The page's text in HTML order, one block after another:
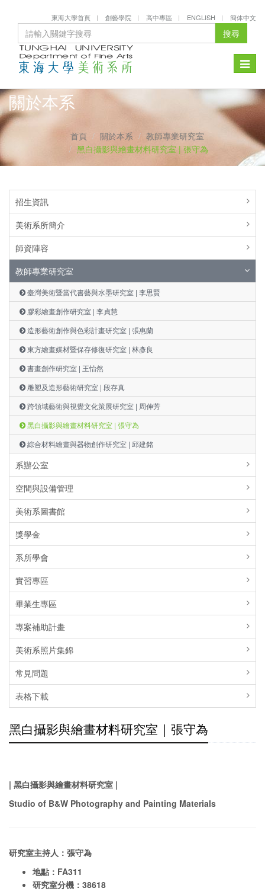
東海大學首頁 創藝學院 高中專區 ENGLISH 簡体中文
搜尋
Toggle
關於本系
首頁 關於本系
教師專業研究室
黑白攝影與繪畫材料研究室 | 張守為
招生資訊
美術系所簡介
師資陣容
教師專業研究室
臺灣美術暨當代書藝與水墨研究室 | 李思賢
膠彩繪畫創作研究室 | 李貞慧
造形藝術創作與色彩計畫研究室 | 張惠蘭
東方繪畫媒材暨保存修復研究室 | 林彥良
書畫創作研究室 | 王怡然
雕塑及造形藝術研究室 | 段存真
跨領域藝術與視覺文化策展研究室 | 周伸芳
黑白攝影與繪畫材料研究室 | 張守為
綜合材料繪畫與器物創作研究室 | 邱建銘
系辦公室
空間與設備管理
美術系圖書館
獎學金
系所學會
實習專區
畢業生專區
專案補助計畫
美術系照片集錦
常見問題
表格下載
黑白攝影與繪畫材料研究室 | 張守為
| 黑白攝影與繪畫材料研究室 |
Studio of B&W Photography and Painting Materials
研究室主持人：張守為
地點：FA311
研究室分機：38618